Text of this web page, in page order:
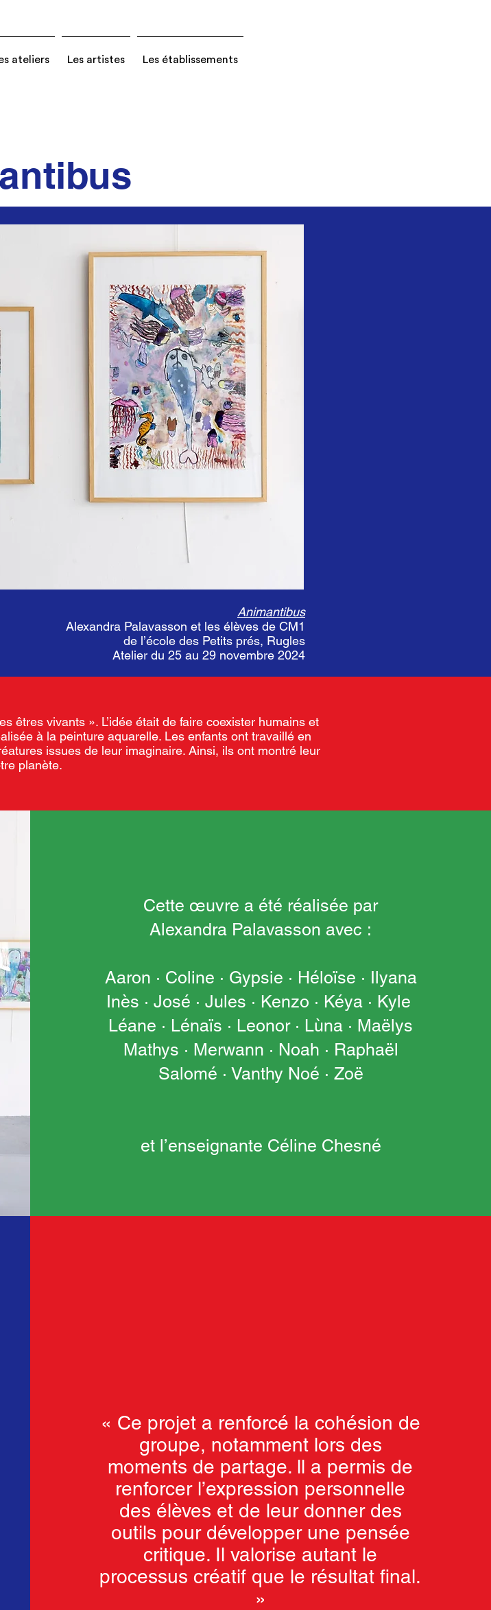
ateliers Les artistes Les établissements
Animantibus
Alexandra Palavasson et les élèves de CM1
de l’école des Petits prés, Rugles
Atelier du 25 au 29 novembre 2024
êtres vivants ». L’idée était de faire coexister humains et
à la peinture aquarelle. Les enfants ont travaillé en
issues de leur imaginaire. Ainsi, ils ont montré leur
planète.
Cette œuvre a été réalisée par
Alexandra Palavasson avec :
Aaron · Coline · Gypsie · Héloïse · Ilyana
Inès · José · Jules · Kenzo · Kéya · Kyle
Léane · Lénaïs · Leonor · Lùna · Maëlys
Mathys · Merwann · Noah · Raphaël
Salomé · Vanthy Noé · Zoë
et l’enseignante Céline Chesné
« Ce projet a renforcé la cohésion de
groupe, notamment lors des
moments de partage. ll a permis de
renforcer l’expression personnelle
des élèves et de leur donner des
outils pour développer une pensée
critique. Il valorise autant le
processus créatif que le résultat final.
»